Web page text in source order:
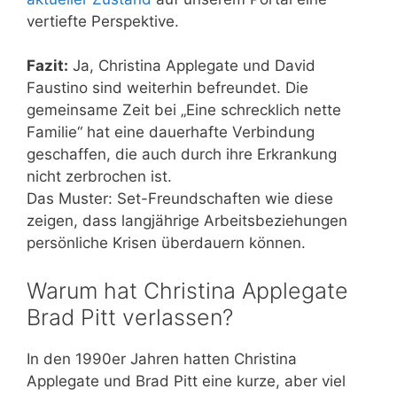
vertiefte Perspektive.
Fazit: Ja, Christina Applegate und David
Faustino sind weiterhin befreundet. Die
gemeinsame Zeit bei „Eine schrecklich nette
Familie“ hat eine dauerhafte Verbindung
geschaffen, die auch durch ihre Erkrankung
nicht zerbrochen ist.
Das Muster: Set-Freundschaften wie diese
zeigen, dass langjährige Arbeitsbeziehungen
persönliche Krisen überdauern können.
Warum hat Christina Applegate
Brad Pitt verlassen?
In den 1990er Jahren hatten Christina
Applegate und Brad Pitt eine kurze, aber viel